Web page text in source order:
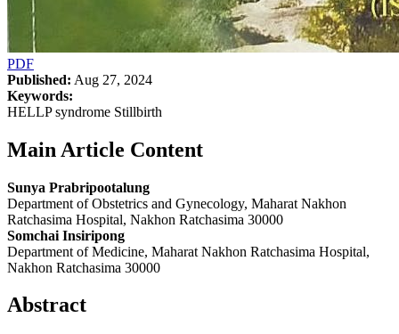
PDF
Published: Aug 27, 2024
Keywords:
HELLP syndrome Stillbirth
Main Article Content
Sunya Prabripootalung
Department of Obstetrics and Gynecology, Maharat Nakhon
Ratchasima Hospital, Nakhon Ratchasima 30000
Somchai Insiripong
Department of Medicine, Maharat Nakhon Ratchasima Hospital,
Nakhon Ratchasima 30000
Abstract